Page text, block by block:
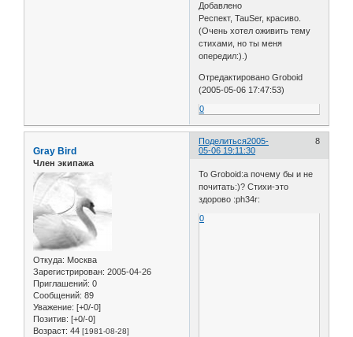
Добавлено
Респект, TauSer, красиво.
(Очень хотел оживить тему
стихами, но ты меня
опередил:).)
Отредактировано Groboid
(2005-05-06 17:47:53)
0
Поделиться 8
2005-
05-06 19:11:30
Gray Bird
Член экипажа
Откуда: Москва
Зарегистрирован: 2005-04-26
Приглашений: 0
Сообщений: 89
Уважение: [+0/-0]
Позитив: [+0/-0]
Возраст: 44 [1981-08-28]
To Groboid:а почему бы и не
почитать:)? Стихи-это
здорово :ph34r:
0